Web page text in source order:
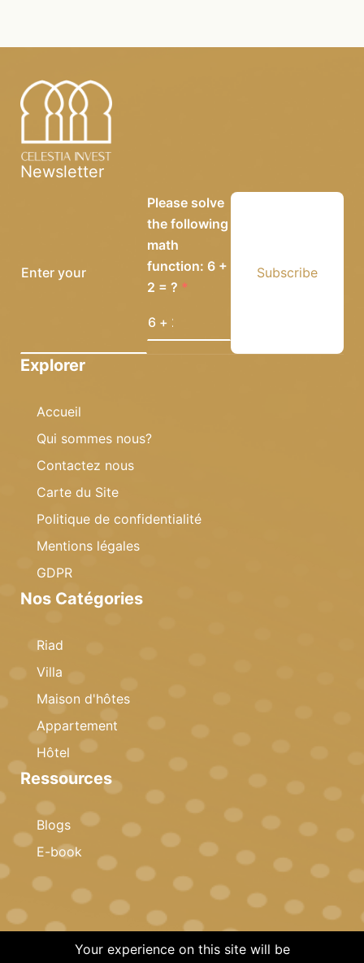
Newsletter
Please solve
the following
math
function: 6 +
2 = ?
Subscribe
Explorer
Accueil
Qui sommes nous?
Contactez nous
Carte du Site
Politique de confidentialité
Mentions légales
GDPR
Nos Catégories
Riad
Villa
Maison d'hôtes
Appartement
Hôtel
Ressources
Blogs
E-book
© 2026 Copyright · Celestia Invest · All rights reserved
Your experience on this site will be